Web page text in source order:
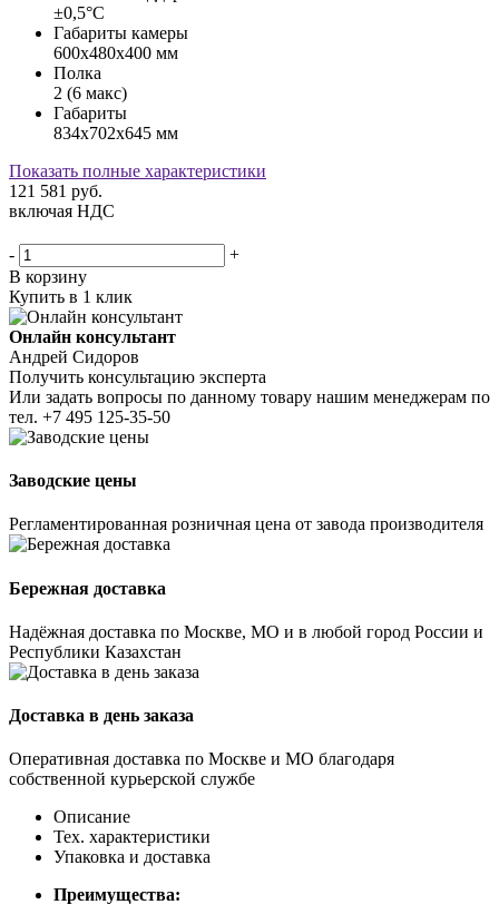
±0,5°С
Габариты камеры
600х480х400 мм
Полка
2 (6 макс)
Габариты
834х702х645 мм
Показать полные характеристики
121 581 руб.
включая НДС
-
+
В корзину
Купить в 1 клик
Онлайн консультант
Андрей Сидоров
Получить консультацию эксперта
Или задать вопросы по данному товару нашим менеджерам по
тел. +7 495 125-35-50
Заводские цены
Регламентированная розничная цена от завода производителя
Бережная доставка
Надёжная доставка по Москве, МО и в любой город России и
Республики Казахстан
Доставка в день заказа
Оперативная доставка по Москве и МО благодаря
собственной курьерской службе
Описание
Тех. характеристики
Упаковка и доставка
Преимущества: